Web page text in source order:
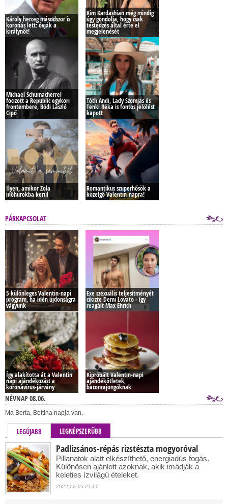
Károly herceg másodszor is
koronás lett: óvják a
királynőt!
Kim Kardashian még mindig
úgy gondolja, hogy csak
testedzés által érte el
megjelenését
Michael Schumacherrel
focizott a Republic egykori
frontembere, Bódi László
Cipő
Tóth Andi, Lady Szomjas és
Tenki Réka is fontos jelölést
kapott
Ilyen, amikor Zola
időhurokba kerül
Romantikus szuperhősök a
közelgő Valentin-napra!
PÁRKAPCSOLAT
5 különleges Valentin-napi
program, ha idén újdonságra
vágyunk
Exe szexuális teljesítményét
cikizte Demi Lovato - így
reagált Max Ehrich
Így alakította át a Valentin
napi ajándékozást a
koronavírus-járvány
Kipróbált Valentin-napi
ajándékötletek,
baconrajongóknak
NÉVNAP 08.06.
Ma Berta, Bettina napja van.
LEGÚJABB LEGNÉPSZERŰBB
Padlizsános-répás rizstészta mogyoróval
Pillanatok alatt elkészíthető, energiadús fogás.
Különösen ajánlott azoknak, akik imádják a
keleties ízvilágú ételeket.
2022-02-15 21:00